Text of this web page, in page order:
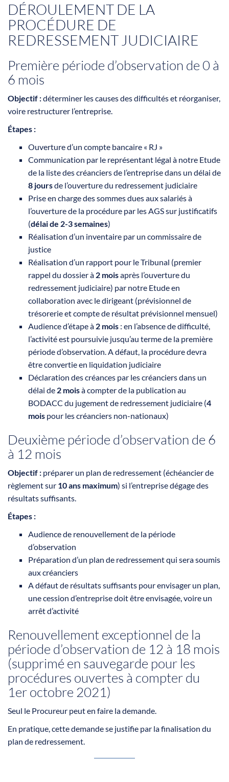
DÉROULEMENT DE LA
PROCÉDURE DE
REDRESSEMENT JUDICIAIRE
Première période d’observation de 0 à
6 mois
Objectif :déterminer les causes des difficultés et réorganiser,
voire restructurer l’entreprise.
Étapes :
Ouverture d’un compte bancaire « RJ »
Communication par le représentant légal à notre Etude
de la liste des créanciers de l’entreprise dans un délai de
8 joursde l’ouverture du redressement judiciaire
Prise en charge des sommes dues aux salariés à
l’ouverture de la procédure par les AGS sur justificatifs
(délai de 2-3 semaines)
Réalisation d’un inventaire par un commissaire de
justice
Réalisation d’un rapport pour le Tribunal (premier
rappel du dossier à 2 moisaprès l’ouverture du
redressement judiciaire) par notre Etude en
collaboration avec le dirigeant (prévisionnel de
trésorerie et compte de résultat prévisionnel mensuel)
Audience d’étape à 2 mois : en l’absence de difficulté,
l’activité est poursuivie jusqu’au terme de la première
période d’observation. A défaut, la procédure devra
être convertie en liquidation judiciaire
Déclaration des créances par les créanciers dans un
délai de 2 moisà compter de la publication au
BODACC du jugement de redressement judiciaire (4
mois pour les créanciers non-nationaux)
Deuxième période d’observation de 6
à 12 mois
Objectif : préparer un plan de redressement (échéancier de
règlement sur 10 ans maximum) si l’entreprise dégage des
résultats suffisants.
Étapes :
Audience de renouvellement de la période
d’observation
Préparation d’un plan de redressement qui sera soumis
aux créanciers
A défaut de résultats suffisants pour envisager un plan,
une cession d’entreprise doit être envisagée, voire un
arrêt d’activité
Renouvellement exceptionnel de la
période d’observation de 12 à 18 mois
(supprimé en sauvegarde pour les
procédures ouvertes à compter du
1er octobre 2021)
Seul le Procureur peut en faire la demande.
En pratique, cette demande se justifie par la finalisation du
plan de redressement.